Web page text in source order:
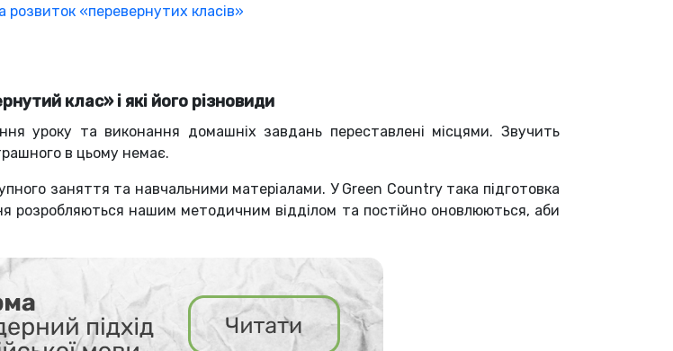
розвиток «перевернутих класів»
клас» і які його різновиди
уроку та виконання домашніх завдань переставлені місцями. Звучить
в цьому немає.
заняття та навчальними матеріалами. У Green Country така підготовка
розробляються нашим методичним відділом та постійно оновлюються, аби